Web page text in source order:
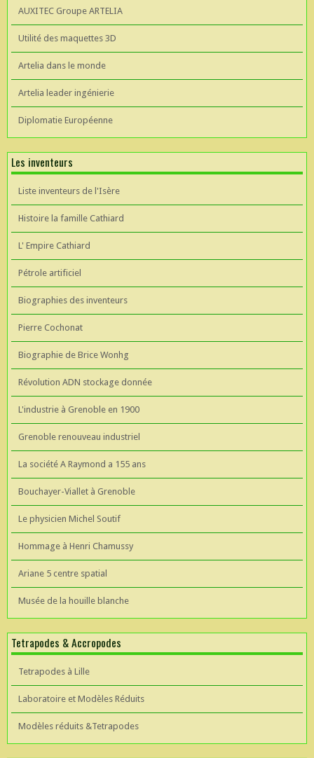
AUXITEC Groupe ARTELIA
Utilité des maquettes 3D
Artelia dans le monde
Artelia leader ingénierie
Diplomatie Européenne
Les inventeurs
Liste inventeurs de l'Isère
Histoire la famille Cathiard
L' Empire Cathiard
Pétrole artificiel
Biographies des inventeurs
Pierre Cochonat
Biographie de Brice Wonhg
Révolution ADN stockage donnée
L'industrie à Grenoble en 1900
Grenoble renouveau industriel
La société A Raymond a 155 ans
Bouchayer-Viallet à Grenoble
Le physicien Michel Soutif
Hommage à Henri Chamussy
Ariane 5 centre spatial
Musée de la houille blanche
Tetrapodes & Accropodes
Tetrapodes à Lille
Laboratoire et Modèles Réduits
Modèles réduits &Tetrapodes